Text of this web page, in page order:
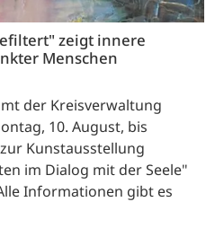
zeigt innere
Menschen
der Kreisverwaltung
10. August, bis
Kunstausstellung
im Dialog mit der Seele"
Informationen gibt es